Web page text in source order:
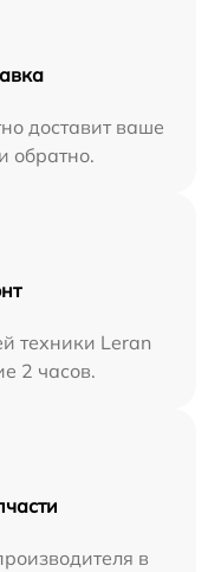
доставит ваше
обратно.
техники Leran
2 часов.
в